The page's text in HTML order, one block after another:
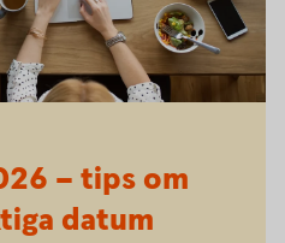
– tips om
datum